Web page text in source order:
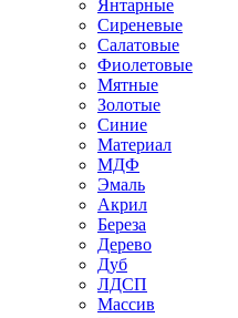
Янтарные
Сиреневые
Салатовые
Фиолетовые
Мятные
Золотые
Синие
Материал
МДФ
Эмаль
Акрил
Береза
Дерево
Дуб
ЛДСП
Массив